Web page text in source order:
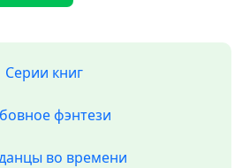
Серии книг
фэнтези
во времени